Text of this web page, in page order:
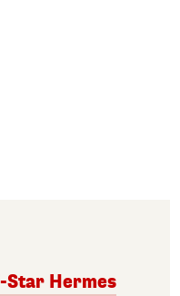
Star Hermes